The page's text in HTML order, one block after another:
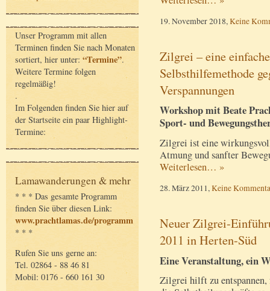
Unser Programm mit allen
Terminen finden Sie nach Monaten
sortiert, hier unter: “Termine”.
Weitere Termine folgen
regelmäßig!
.
Im Folgenden finden Sie hier auf
der Startseite ein paar Highlight-
Termine:
Lamawanderungen & mehr
* * * Das gesamte Programm
finden Sie über diesen Link:
www.prachtlamas.de/programm
* * *
Rufen Sie uns gerne an:
Tel. 02864 - 88 46 81
Mobil: 0176 - 660 161 30
19. November 2018,Keine
Zilgrei – eine
Selbsthilfemethode
Verspannungen
Workshop mit Beate
Sport- und
Zilgrei ist eine
Atmung und sanfter
Weiterlesen… »
28. März 2011,Keine
Neuer Zilgrei-
2011 in Herten-Süd
Eine Veranstaltung, ein
Zilgrei hilft zu